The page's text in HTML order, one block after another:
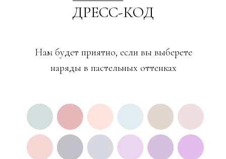
Нам будет приятно, если вы выберете
наряды в пастельных оттенках
ДРЕСС-КОД